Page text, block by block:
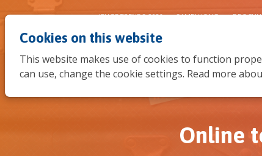
Cookies on this website
This website makes use of cookies to function
can use, change the cookie settings. Read more
JEUGDTRENDS 2026 SAMEN JONG
Online